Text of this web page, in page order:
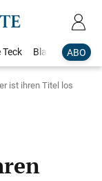
ABO
Blaulicht
ist ihren Titel los